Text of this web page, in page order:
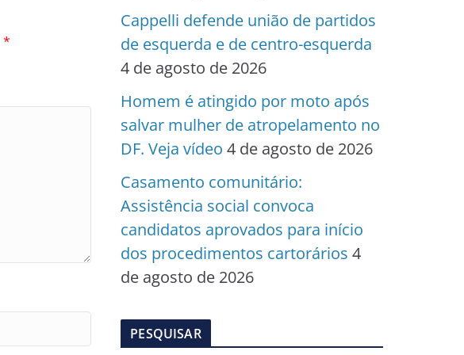
*
Cappelli defende união de partidos
de esquerda e de centro-esquerda
4 de agosto de 2026
Homem é atingido por moto após
salvar mulher de atropelamento no
DF. Veja vídeo 4 de agosto de 2026
Casamento comunitário:
Assistência social convoca
candidatos aprovados para início
dos procedimentos cartorários 4
de agosto de 2026
PESQUISAR